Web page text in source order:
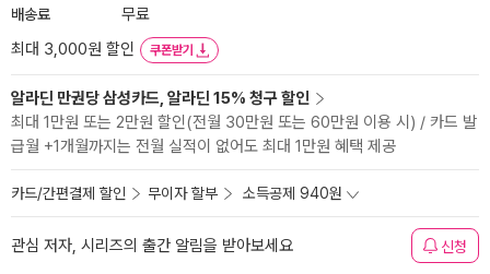
배송료
무료
최대 3,000원 할인
쿠폰받기
알라딘 만권당 삼성카드, 알라딘 15% 청구 할인
최대 1만원 또는 2만원 할인(전월 30만원 또는 60만원 이용 시) / 카드 발
급월 +1개월까지는 전월 실적이 없어도 최대 1만원 혜택 제공
카드/간편결제 할인 무이자 할부 소득공제 940원
관심 저자, 시리즈의 출간 알림을 받아보세요 신청